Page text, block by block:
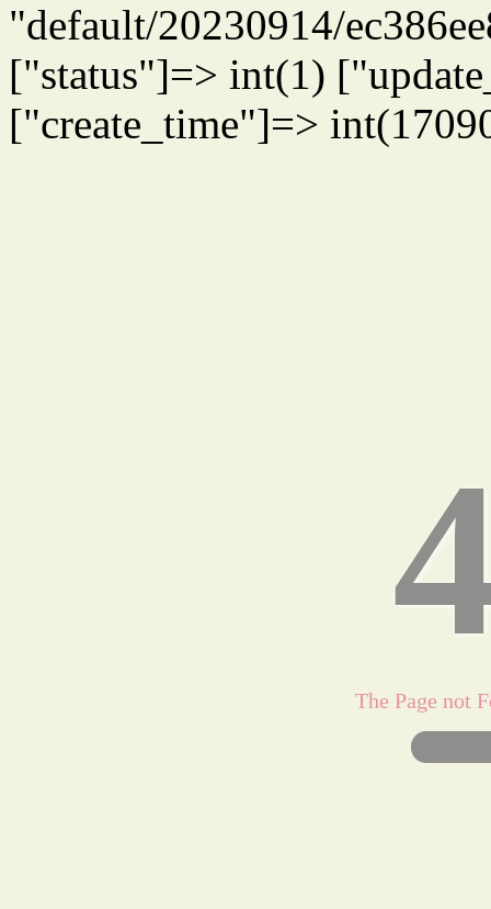
"default/20230914/
["status"]=> int(1)
["create_time"]=>
The Page not